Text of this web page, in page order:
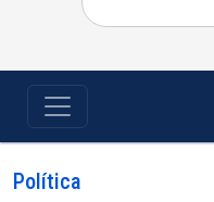
por:
Política